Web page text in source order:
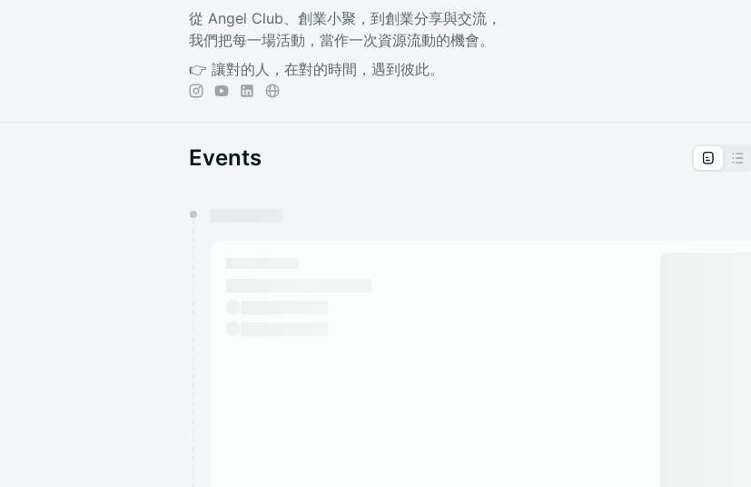
從 Angel Club、創業小聚，到創業分享與交流，
我們把每一場活動，當作一次資源流動的機會。
👉 讓對的人，在對的時間，遇到彼此。
Events